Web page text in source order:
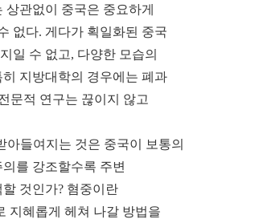
관없이 중국은 중요하게
없다. 게다가 획일화된 중국
일 수 없고, 다양한 모습의
지방대학의 경우에는 폐과
문적 연구는 끊이지 않고
들여지는 것은 중국이 보통의
를 강조할수록 주변
것인가? 혐중이란
지혜롭게 헤쳐 나갈 방법을